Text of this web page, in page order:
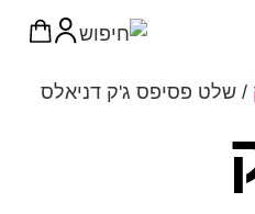
/ שלט פסיפס ג'ק דניאלס